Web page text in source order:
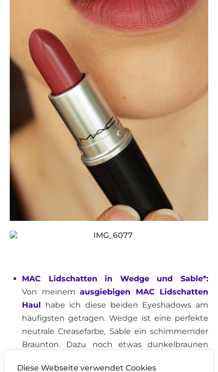
MAC Lidschatten in Wedge und Sable*:
Von meinem ausgiebigen MAC Lidschatten
Haul
habe ich diese beiden Eyeshadows am
häufigsten getragen. Wedge ist eine perfekte
neutrale Creasefarbe, Sable ein schimmernder
Braunton. Dazu noch etwas dunkelbraunen
Diese Webseite verwendet Cookies